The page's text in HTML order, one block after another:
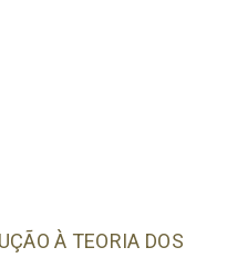
À TEORIA DOS